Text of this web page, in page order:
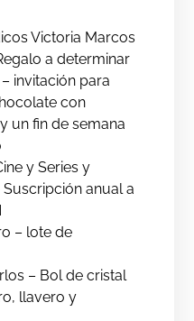
Victoria Marcos
a determinar
invitación para
con
un fin de semana
y Series y
anual a
– lote de
– Bol de cristal
llavero y